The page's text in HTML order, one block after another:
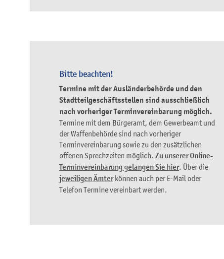
Bitte beachten!
Termine mit der Ausländerbehörde und den
Stadtteilgeschäftsstellen sind ausschließlich
nach vorheriger Terminvereinbarung möglich.
Termine mit dem Bürgeramt, dem Gewerbeamt und
der Waffenbehörde sind nach vorheriger
Terminvereinbarung sowie zu den zusätzlichen
offenen Sprechzeiten möglich. Zu unserer Online-
Terminvereinbarung gelangen Sie hier. Über die
jeweiligen Ämterkönnen auch per E-Mail oder
Telefon Termine vereinbart werden.